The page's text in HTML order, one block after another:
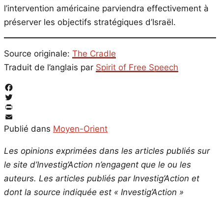
l’intervention américaine parviendra effectivement à
préserver les objectifs stratégiques d’Israël.
Source originale: The Cradle
Traduit de l’anglais par Spirit of Free Speech
Facebook
Twitter
PrintFriendly
Email
Publié dans Moyen-Orient
Les opinions exprimées dans les articles publiés sur
le site d’Investig’Action n’engagent que le ou les
auteurs. Les articles publiés par Investig’Action et
dont la source indiquée est « Investig’Action »